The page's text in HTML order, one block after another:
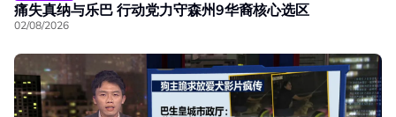
痛失真纳与乐巴 行动党力守森州9华裔核心选区
02/08/2026